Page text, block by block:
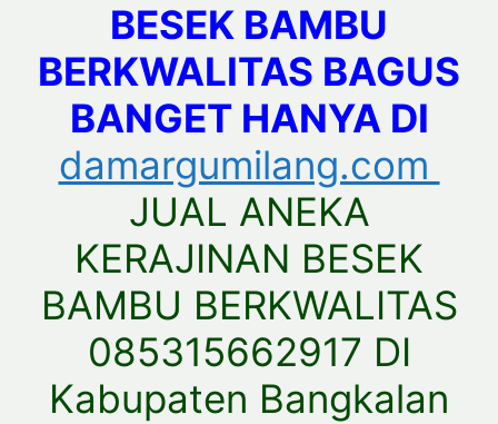
BESEK BAMBU
BERKWALITAS BAGUS
BANGET HANYA DI
damargumilang.com
JUAL ANEKA
KERAJINAN BESEK
BAMBU BERKWALITAS
085315662917 DI
Kabupaten Bangkalan